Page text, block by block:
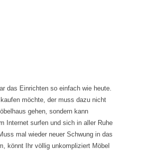
das Einrichten so einfach wie heute.
möchte, der muss dazu nicht
gehen, sondern kann
Internet surfen und sich in aller Ruhe
mal wieder neuer Schwung in das
könnt Ihr völlig unkompliziert Möbel